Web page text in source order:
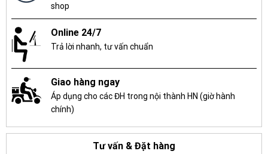
shop
Online 24/7
Trả lời nhanh, tư vấn chuẩn
Giao hàng ngay
Áp dụng cho các ĐH trong nội thành HN (giờ hành
chính)
Tư vấn & Đặt hàng